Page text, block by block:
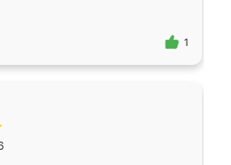
Приехавший
Владислав
эскизу самый
1